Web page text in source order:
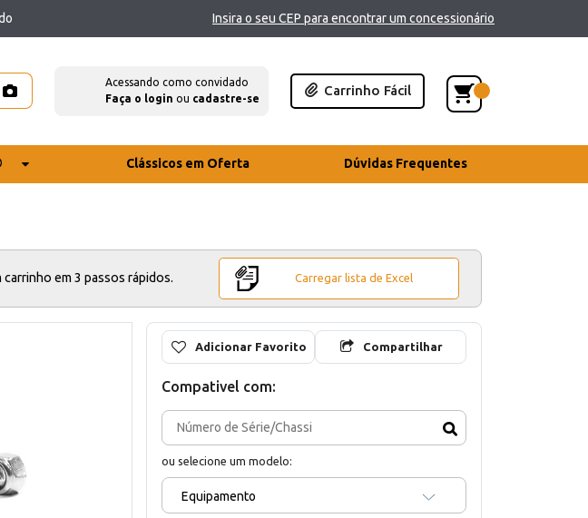
Insira o seu CEP para encontrar um concessionário
Acessando como convidado
Faça o login ou cadastre-se
Carrinho Fácil
Clássicos em Oferta Dúvidas Frequentes
em 3 passos rápidos. Carregar lista de Excel
Adicionar Favorito Compartilhar
Compativel com:
ou selecione um modelo:
Equipamento